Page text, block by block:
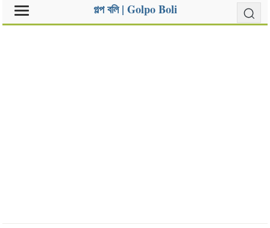
গল্প বলি | Golpo Boli